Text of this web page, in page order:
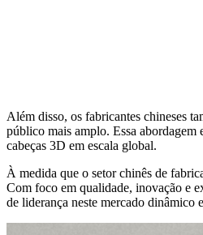
Além disso, os fabricantes chineses
público mais amplo. Essa abordagem
cabeças 3D em escala global.
À medida que o setor chinês de
Com foco em qualidade, inovação e
de liderança neste mercado dinâmico